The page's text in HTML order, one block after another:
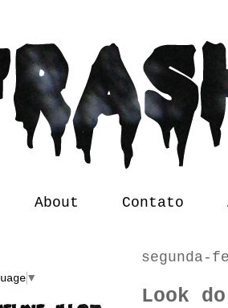
About Contato
segunda-
Look
▼